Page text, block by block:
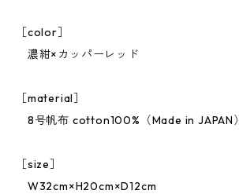
［color］
濃紺×カッパーレッド
［material］
8号帆布 cotton100%（Made in JAPAN）
［size］
W32cm×H20cm×D12cm